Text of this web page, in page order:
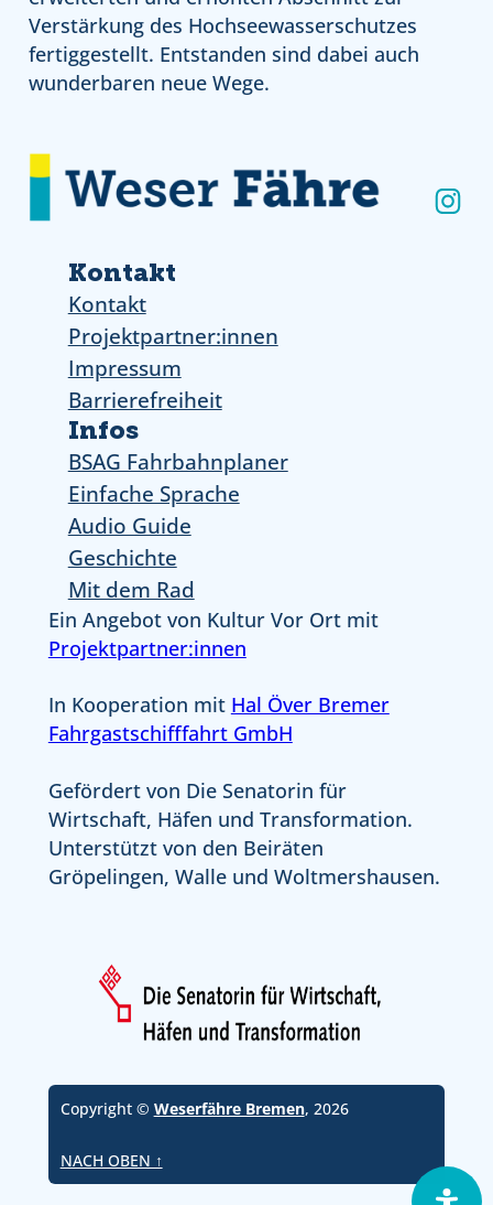
Verstärkung des Hochseewasserschutzes
fertiggestellt. Entstanden sind dabei auch
wunderbaren neue Wege.
Ein Angebot von Kultur Vor Ort mit
Projektpartner:innen
In Kooperation mit Hal Över Bremer
Fahrgastschifffahrt GmbH
Gefördert von Die Senatorin für
Wirtschaft, Häfen und Transformation.
Unterstützt von den Beiräten
Gröpelingen, Walle und Woltmershausen.
Copyright © Weserfähre Bremen, 2026
NACH OBEN ↑
Infos
BSAG Fahrbahnplaner
Einfache Sprache
Audio Guide
Geschichte
Mit dem Rad
Kontakt
Kontakt
Projektpartner:innen
Impressum
Barrierefreiheit